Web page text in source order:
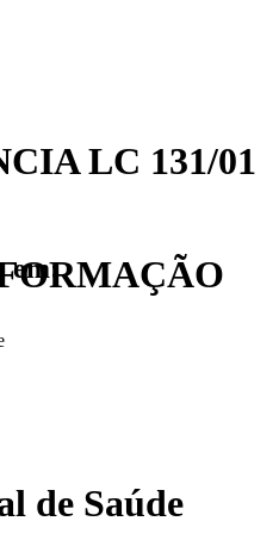
LC 131/01
em:
de Saúde